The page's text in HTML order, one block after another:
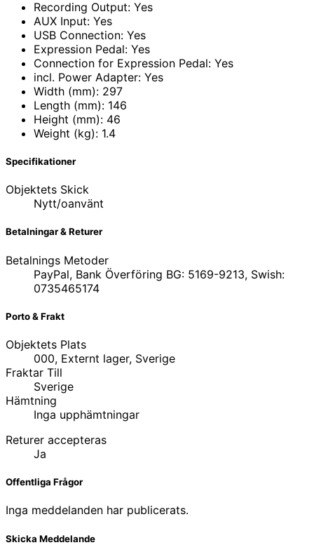
Recording Output: Yes
AUX Input: Yes
USB Connection: Yes
Expression Pedal: Yes
Connection for Expression Pedal: Yes
incl. Power Adapter: Yes
Width (mm): 297
Length (mm): 146
Height (mm): 46
Weight (kg): 1.4
Specifikationer
Objektets Skick
Nytt/oanvänt
Betalningar & Returer
Betalnings Metoder
PayPal, Bank Överföring BG: 5169-9213, Swish:
0735465174
Porto & Frakt
Objektets Plats
000, Externt lager, Sverige
Fraktar Till
Sverige
Hämtning
Inga upphämtningar
Returer accepteras
Ja
Offentliga Frågor
Inga meddelanden har publicerats.
Skicka Meddelande